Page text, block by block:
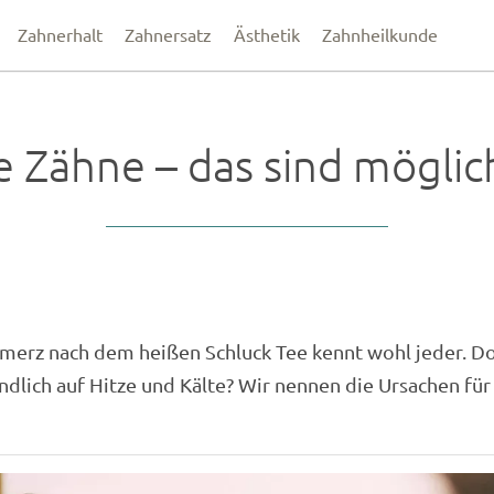
Zahnerhalt Zahnersatz Ästhetik Zahnheilkunde
unverbindlich einen Termin vereinbaren?
zur Kenntnis genommen und bin damit einverstanden,
werden. Meine Daten werden dabei nur streng
Nutzen Sie unser Kontaktformular oder
Zähne – das sind
nach dem heißen Schluck Tee kennt wohl jeder.
auf Hitze und Kälte? Wir nennen die Ursachen